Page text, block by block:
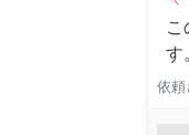
こ
す
依頼